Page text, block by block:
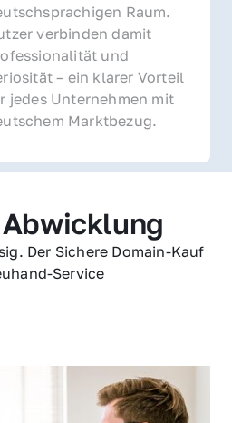
Raum.
verbinden damit
und
– ein klarer Vorteil
jedes Unternehmen mit
Marktbezug.
Der Sichere Domain-Kauf
Service